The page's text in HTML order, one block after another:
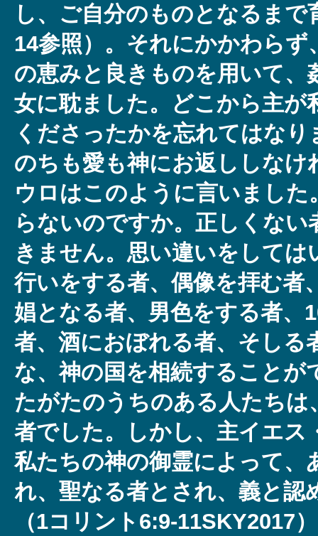
し、ご自分のものとなるまで
14参照）。それにかかわら
の恵みと良きものを用いて、
女に耽ました。どこから主が
くださったかを忘れてはな
のちも愛も神にお返ししなけ
ウロはこのように言いました
らないのですか。正しくない
きません。思い違いをしては
行いをする者、偶像を拝む者
娼となる者、男色をする者、
者、酒におぼれる者、そしる
な、神の国を相続することが
たがたのうちのある人たちは
者でした。しかし、主イエス
私たちの神の御霊によって、
れ、聖なる者とされ、義と認
（1コリント6:9-11SKY2017